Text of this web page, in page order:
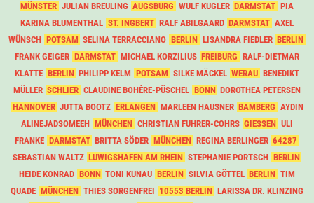
MÜNSTER JULIAN BREULING AUGSBURG WULF KUGLER DARMSTAT PIA
KARINA BLUMENTHAL ST. INGBERT RALF ABILGAARD DARMSTAT AXEL
WÜNSCH POTSAM SELINA TERRACCIANO BERLIN LISANDRA FIEDLER BERLIN
FRANK GEIGER DARMSTAT MICHAEL KORZILIUS FREIBURG RALF-DIETMAR
KLATTE BERLIN PHILIPP KELM POTSAM SILKE MÄCKEL WERAU BENEDIKT
MÜLLER SCHLIER CLAUDINE BOHÈRE-PÜSCHEL BONN DOROTHEA PETERSEN
HANNOVER JUTTA BOOTZ ERLANGEN MARLEEN HAUSNER BAMBERG AYDIN
ALINEJADSOMEEH MÜNCHEN CHRISTIAN FUHRER-COHRS GIESSEN
ULI
FRANKE DARMSTAT BRITTA SÖDER MÜNCHEN REGINA BERLINGER 64287
SEBASTIAN WALTZ LUWIGSHAFEN AM RHEIN STEPHANIE PORTSCH BERLIN
HEIDE KONRAD BONN TONI KUNAU BERLIN SILVIA GÖTTEL BERLIN TIM
QUADE MÜNCHEN THIES SORGENFREI 10553 BERLIN LARISSA DR. KLINZING